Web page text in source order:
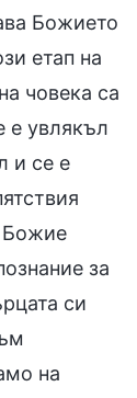
Божието
етап на
човека са
е увлякъл
и се е
Божие
за
си
на